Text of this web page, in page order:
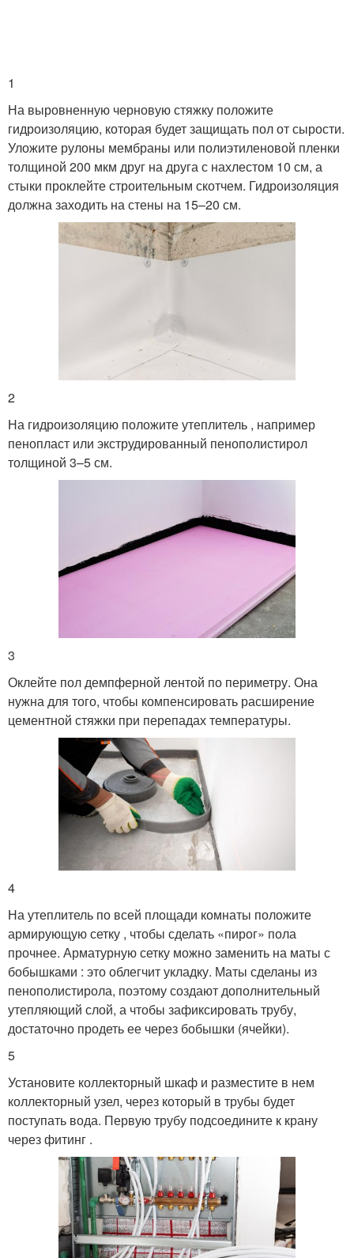
1
На выровненную черновую стяжку положите
гидроизоляцию, которая будет защищать пол от сырости.
Уложите рулоны мембраны или полиэтиленовой пленки
толщиной 200 мкм друг на друга с нахлестом 10 см, а
стыки проклейте строительным скотчем. Гидроизоляция
должна заходить на стены на 15–20 см.
2
На гидроизоляцию положите утеплитель , например
пенопласт или экструдированный пенополистирол
толщиной 3–5 см.
3
Оклейте пол демпферной лентой по периметру. Она
нужна для того, чтобы компенсировать расширение
цементной стяжки при перепадах температуры.
4
На утеплитель по всей площади комнаты положите
армирующую сетку , чтобы сделать «пирог» пола
прочнее. Арматурную сетку можно заменить на маты с
бобышками : это облегчит укладку. Маты сделаны из
пенополистирола, поэтому создают дополнительный
утепляющий слой, а чтобы зафиксировать трубу,
достаточно продеть ее через бобышки (ячейки).
5
Установите коллекторный шкаф и разместите в нем
коллекторный узел, через который в трубы будет
поступать вода. Первую трубу подсоедините к крану
через фитинг .